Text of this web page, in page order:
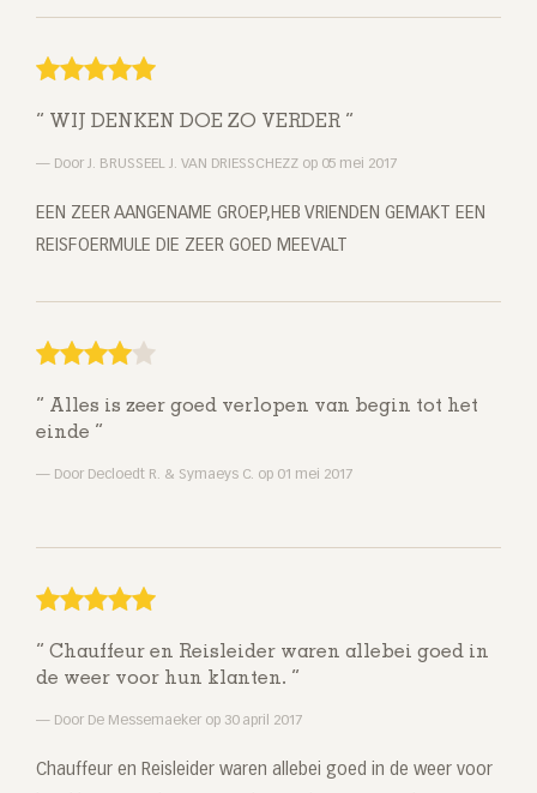
WIJ DENKEN DOE ZO VERDER
Door J. BRUSSEEL J. VAN DRIESSCHEZZ op 05 mei 2017
EEN ZEER AANGENAME GROEP,HEB VRIENDEN GEMAKT EEN
REISFOERMULE DIE ZEER GOED MEEVALT
Alles is zeer goed verlopen van begin tot het
einde
Door Decloedt R. & Symaeys C. op 01 mei 2017
Chauffeur en Reisleider waren allebei goed in
de weer voor hun klanten.
Door De Messemaeker op 30 april 2017
Chauffeur en Reisleider waren allebei goed in de weer voor